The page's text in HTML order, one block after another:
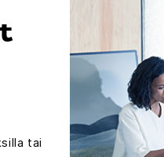
tai